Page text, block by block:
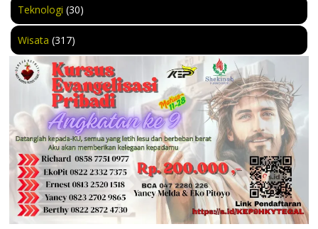
Teknologi (30)
Wisata (317)